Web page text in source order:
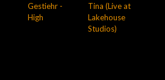
Gestiehr -
High
Tina (Live at
Lakehouse
Studios)